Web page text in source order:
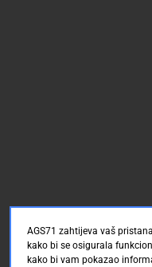
AGS71 zahtijeva vaš
kako bi se osigurala
kako bi vam pokazao